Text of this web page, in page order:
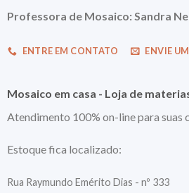
Professora de Mosaico: Sandra
ENTRE EM CONTATO ENVIE
Mosaico em casa - Loja de
Atendimento 100% on-line para suas
Estoque fica localizado:
Rua Raymundo Emérito Dias - nº 333